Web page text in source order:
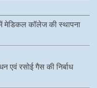
मेडिकल कॉलेज की स्थापना
एवं रसोई गैस की निर्बाध